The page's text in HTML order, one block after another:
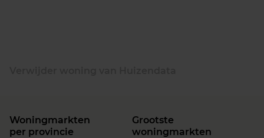
Woningmarkten
per provincie
Grootste
woningmarkten